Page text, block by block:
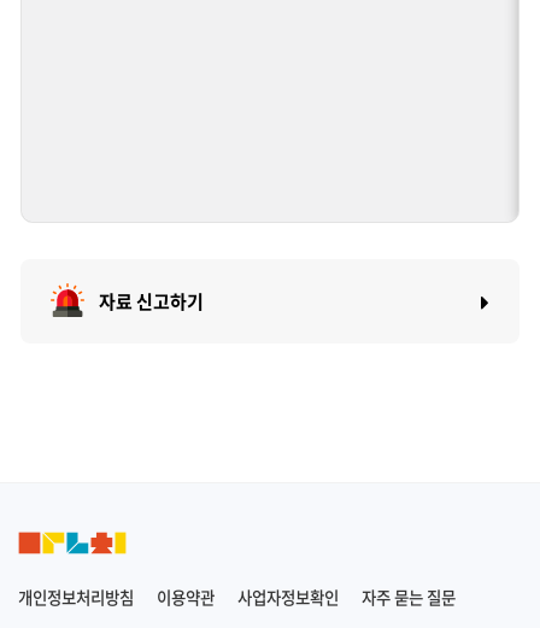
자료 신고하기
개인정보처리방침 이용약관 사업자정보확인 자주 묻는 질문